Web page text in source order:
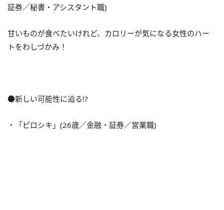
証券／秘書・アシスタント職)
甘いものが食べたいけれど、カロリーが気になる女性のハー
トをわしづかみ！
●新しい可能性に迫る!?
・「ピロシキ」(26歳／金融・証券／営業職)